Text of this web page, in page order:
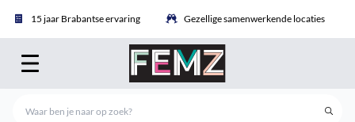
15 jaar Brabantse ervaring Gezellige samenwerkende locaties